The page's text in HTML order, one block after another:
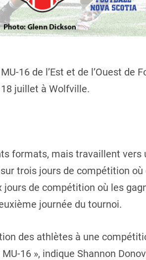
16 de l’Est et de l’Ouest de
juillet à Wolfville.
formats, mais travaillent vers
trois jours de compétition
jours de compétition où les
journée du tournoi.
des athlètes à une
16 », indique Shannon